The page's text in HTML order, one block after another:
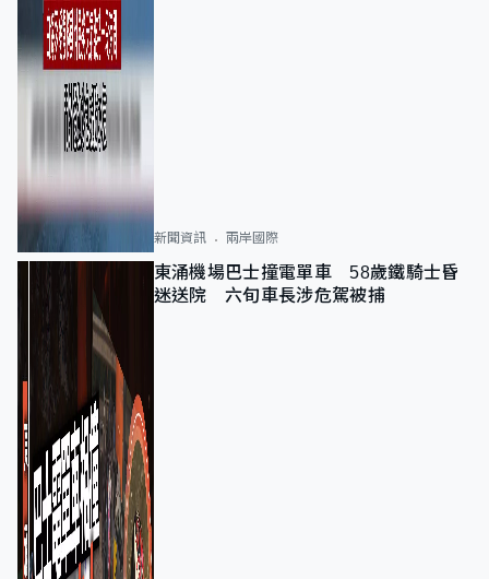
新聞資訊 兩岸國際
東涌機場巴士撞電單車 58歲鐵騎士昏
迷送院 六旬車長涉危駕被捕